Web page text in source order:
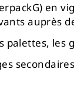
en
auprès
palettes, les